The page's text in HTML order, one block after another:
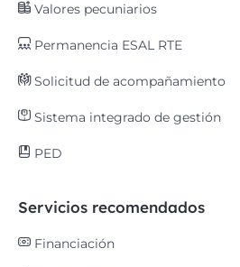
Valores pecuniarios
Permanencia ESAL RTE
Solicitud de acompañamiento
Sistema integrado de gestión
PED
Servicios recomendados
Financiación